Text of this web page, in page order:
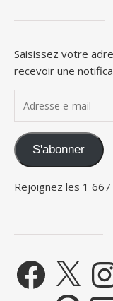
Saisissez votre
recevoir une
S'abonner
Rejoignez les 1
Facebook
X
PinterestE-